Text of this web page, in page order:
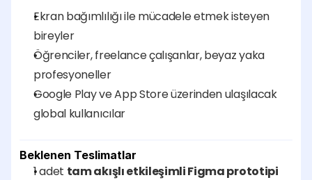
Ekran bağımlılığı ile mücadele etmek isteyen
bireyler
Öğrenciler, freelance çalışanlar, beyaz yaka
profesyoneller
Google Play ve App Store üzerinden ulaşılacak
global kullanıcılar
Beklenen Teslimatlar
1 adet tam akışlı etkileşimli Figma prototipi